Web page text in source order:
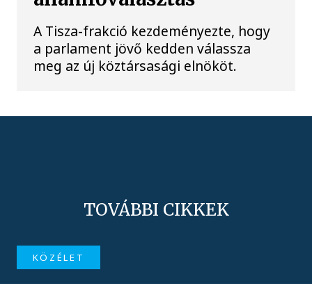
A Tisza-frakció kezdeményezte, hogy
a parlament jövő kedden válassza
meg az új köztársasági elnököt.
TOVÁBBI CIKKEK
KÖZÉLET